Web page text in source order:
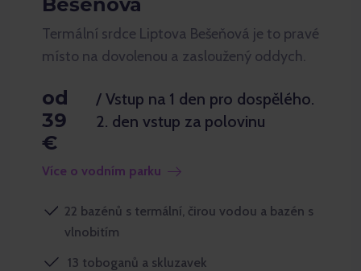
Termální srdce Liptova Bešeňová je to pravé
místo na dovolenou a zasloužený oddych.
od
39
€
/ Vstup na 1 den pro dospělého.
2. den vstup za polovinu
Více o vodním parku
22 bazénů s termální, čirou vodou a bazén s
vlnobitím
13 toboganů a skluzavek